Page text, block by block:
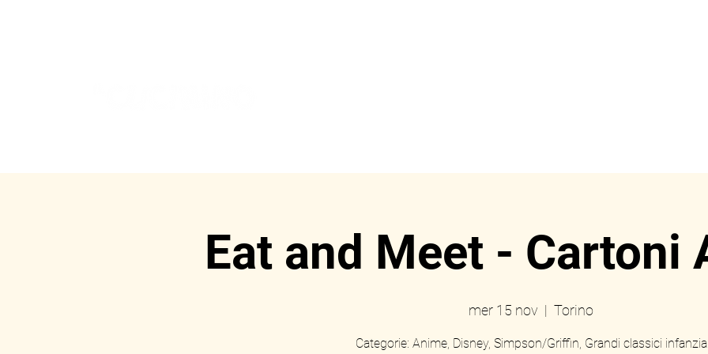
Eat and Meet - Cartoni
mer 15 nov
  |
Torino
Categorie: Anime, Disney, Simpson/Griffin, Grandi classici infanzia